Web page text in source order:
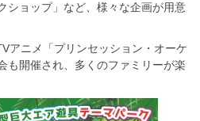
ショップ」など、様々な企画が用意
アニメ「プリンセッション・オーケ
も開催され、多くのファミリーが楽